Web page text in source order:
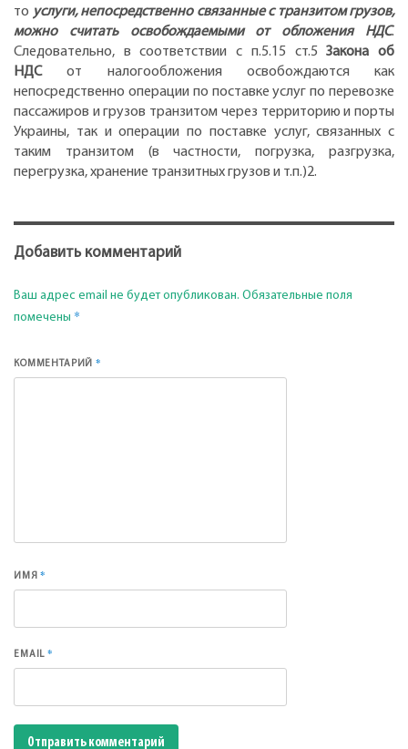
то услуги, непосредственно связанные с транзитом грузов,
можно считать освобождаемыми от обложения НДС.
Следовательно, в соответствии с п.5.15 ст.5Закона об
НДСот налогообложения освобождаются как
непосредственно операции по поставке услуг по перевозке
пассажиров и грузов транзитом через территорию и порты
Украины, так и операции по поставке услуг, связанных с
таким транзитом (в частности, погрузка, разгрузка,
перегрузка, хранение транзитных грузов и т.п.)2.
Добавить комментарий
Ваш адрес email не будет опубликован. Обязательные поля
помечены *
КОММЕНТАРИЙ*
ИМЯ*
EMAIL*